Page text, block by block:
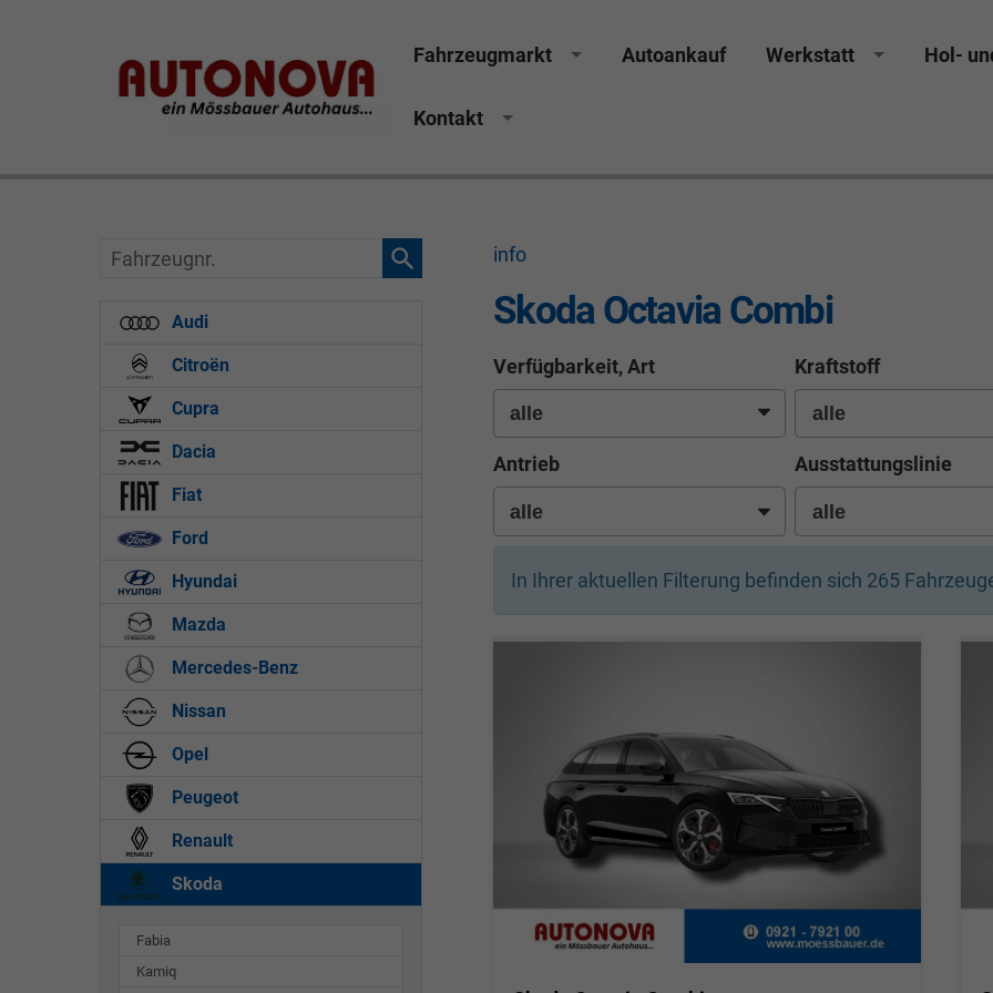
Skoda Octavia Bayreuth Nützel Mössbauer Autonova Brucker Räthel MGS Autohaus günstig Finanzierung
Fahrzeugmarkt Autoankauf Werkstatt Hol-
Kontakt
info
Skoda Octavia Combi
Verfügbarkeit, Art Kraftstoff
Antrieb Ausstattungslinie
In Ihrer aktuellen Filterung befinden sich 265
Fahrzeugnr.
Audi
Citroën
Cupra
Dacia
Fiat
Ford
Hyundai
Mazda
Mercedes-Benz
Nissan
Opel
Peugeot
Renault
Skoda
Fabia
Kamiq